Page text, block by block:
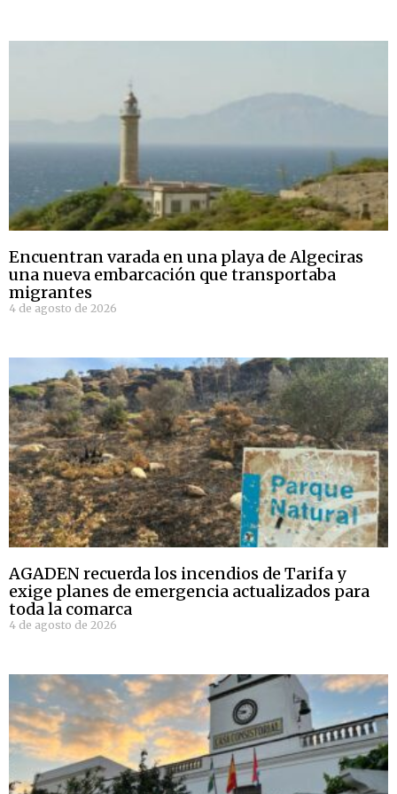
Encuentran varada en una playa de Algeciras
una nueva embarcación que transportaba
migrantes
4 de agosto de 2026
AGADEN recuerda los incendios de Tarifa y
exige planes de emergencia actualizados para
toda la comarca
4 de agosto de 2026